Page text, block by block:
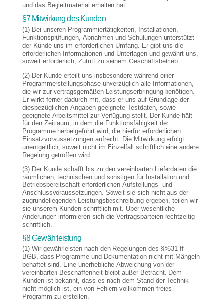
und das Begleitmaterial erhalten hat.
§7 Mitwirkung des Kunden
(1) Bei unseren Programmiertätigkeiten, Installationen,
Funktionsprüfungen, Abnahmen und Schulungen unterstützt
der Kunde uns im erforderlichen Umfang. Er gibt uns die
erforderlichen Informationen und Unterlagen und gewährt uns,
soweit erforderlich, Zutritt zu seinem Geschäftsbetrieb.
(2) Der Kunde erteilt uns insbesondere während einer
Programmerstellungsphase unverzüglich alle Informationen,
die wir zur vertragsgemäßen Leistungserbringung benötigen.
Er wirkt ferner dadurch mit, dass er uns auf Grundlage der
diesbezüglichen Angaben geeignete Testdaten, sowie
geeignete Arbeitsmittel zur Verfügung stellt. Der Kunde hält
für den Zeitraum, in dem die Funktionsfähigkeit der
Programme herbeigeführt wird, die hierfür erforderlichen
Einsatzvoraussetzungen aufrecht. Die Mitwirkung erfolgt
unentgeltlich, soweit nicht im Einzelfall schriftlich eine andere
Regelung getroffen wird.
(3) Der Kunde schafft bis zu den vereinbarten Lieferdaten die
räumlichen, technischen und sonstigen für Installation und
Betriebsbereitschaft erforderlichen Aufstellungs- und
Anschlussvoraussetzungen. Soweit sie sich nicht aus der
zugrundeliegenden Leistungsbeschreibung ergeben, teilen wir
sie unserem Kunden schriftlich mit. Über wesentliche
Änderungen informieren sich die Vertragsparteien rechtzeitig
schriftlich.
§8 Gewährleistung
(1) Wir gewährleisten nach den Regelungen des §§631 ff
BGB, dass Programme und Dokumentation nicht mit Mängeln
behaftet sind. Eine unerhebliche Abweichung von der
vereinbarten Beschaffenheit bleibt außer Betracht. Dem
Kunden ist bekannt, dass es nach dem Stand der Technik
nicht möglich ist, ein von Fehlern vollkommen freies
Programm zu erstellen.